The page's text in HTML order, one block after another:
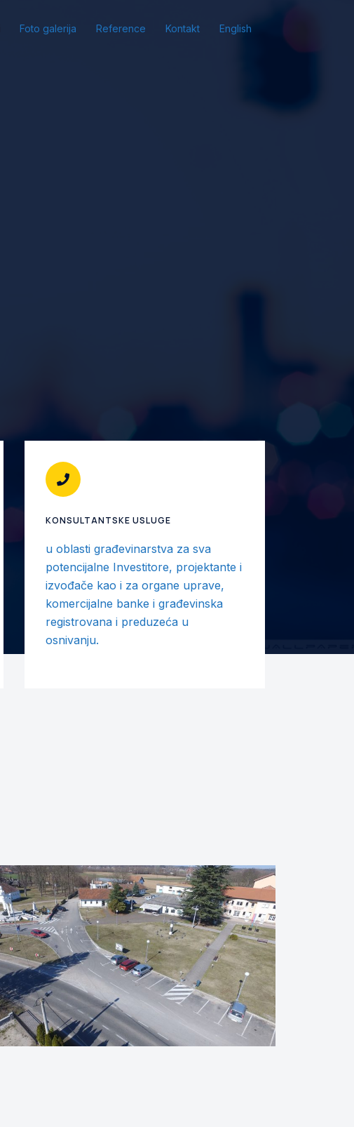
Foto galerija Reference Kontakt English
KONSULTANTSKE USLUGE
u oblasti građevinarstva za sva
potencijalne Investitore, projektante i
izvođače kao i za organe uprave,
komercijalne banke i građevinska
registrovana i preduzeća u
osnivanju.